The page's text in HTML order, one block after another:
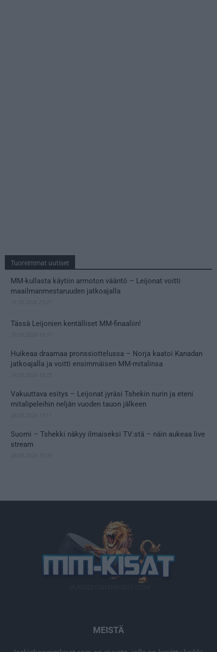
Tuoreimmat uutiset
MM-kullasta käytiin armoton vääntö – Leijonat voitti
maailmanmestaruuden jatkoajalla
Tässä Leijonien kentälliset MM-finaaliin!
Huikeaa draamaa pronssiottelussa – Norja kaatoi Kanadan
jatkoajalla ja voitti ensimmäisen MM-mitalinsa
Vakuuttava esitys – Leijonat jyräsi Tshekin nurin ja eteni
mitalipeleihin neljän vuoden tauon jälkeen
Suomi – Tshekki näkyy ilmaiseksi TV:stä – näin aukeaa live
stream
MEISTÄ